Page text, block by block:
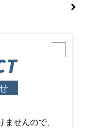
せんので、